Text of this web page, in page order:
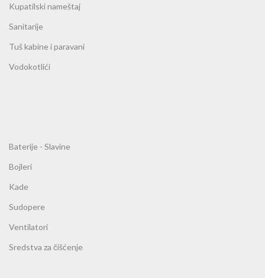
Kupatilski nameštaj
Sanitarije
Tuš kabine i paravani
Vodokotlići
Baterije - Slavine
Bojleri
Kade
Sudopere
Ventilatori
Sredstva za čišćenje